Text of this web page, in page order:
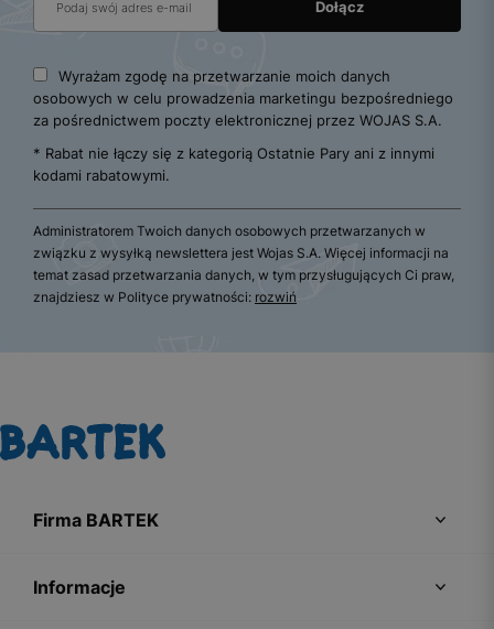
Wyrażam zgodę na przetwarzanie moich danych
osobowych w celu prowadzenia marketingu bezpośredniego
za pośrednictwem poczty elektronicznej przez WOJAS S.A.
* Rabat nie łączy się z kategorią Ostatnie Pary ani z innymi
kodami rabatowymi.
Administratorem Twoich danych osobowych przetwarzanych w
związku z wysyłką newslettera jest Wojas S.A. Więcej informacji na
temat zasad przetwarzania danych, w tym przysługujących Ci praw,
znajdziesz w Polityce prywatności: rozwiń
Firma BARTEK
Informacje